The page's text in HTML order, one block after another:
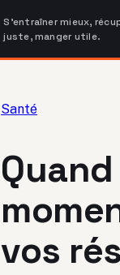
S'entraîner mieux,
juste, manger utile.
Santé
vos